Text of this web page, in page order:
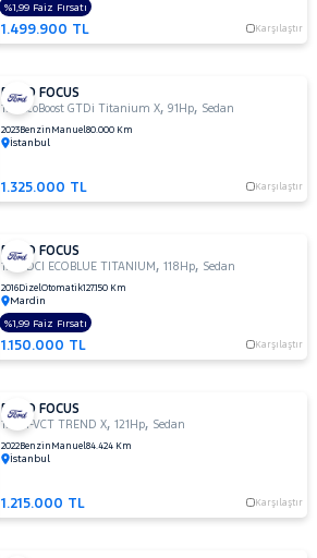
1.499.900 TL Karşılaştır
%1,99 Faiz Fırsatı
FORD FOCUS
1.0 EcoBoost GTDi Titanium X,91Hp, Sedan
2023Benzin Manuel80.000 Km
İstanbul
1.325.000 TL Karşılaştır
FORD FOCUS
1.5 TDCI ECOBLUE TITANIUM ,118Hp, Sedan
2016DizelOtomatik127.150 Km
Mardin
1.150.000 TL Karşılaştır
%1,99 Faiz Fırsatı
FORD FOCUS
1.5 TI-VCT TREND X,121Hp, Sedan
2022Benzin Manuel84.424 Km
İstanbul
1.215.000 TL Karşılaştır